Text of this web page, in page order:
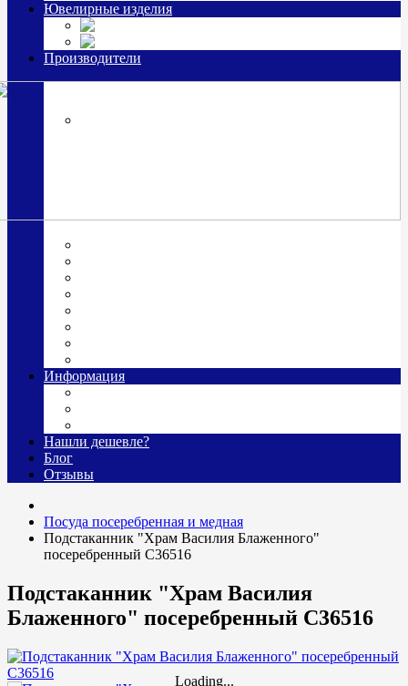
Ювелирные изделия
Производители
Информация
Нашли дешевле?
Блог
Отзывы
Посуда посеребренная и медная
Подстаканник "Храм Василия Блаженного"
посеребренный С36516
Подстаканник "Храм Василия
Блаженного" посеребренный С36516
Loading...